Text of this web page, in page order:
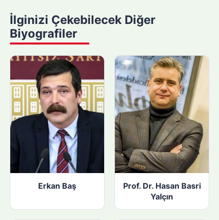
y
a
p
n
İlginizi Çekebilecek Diğer
Biyografiler
Erkan Baş
Prof. Dr. Hasan Basri
Yalçın